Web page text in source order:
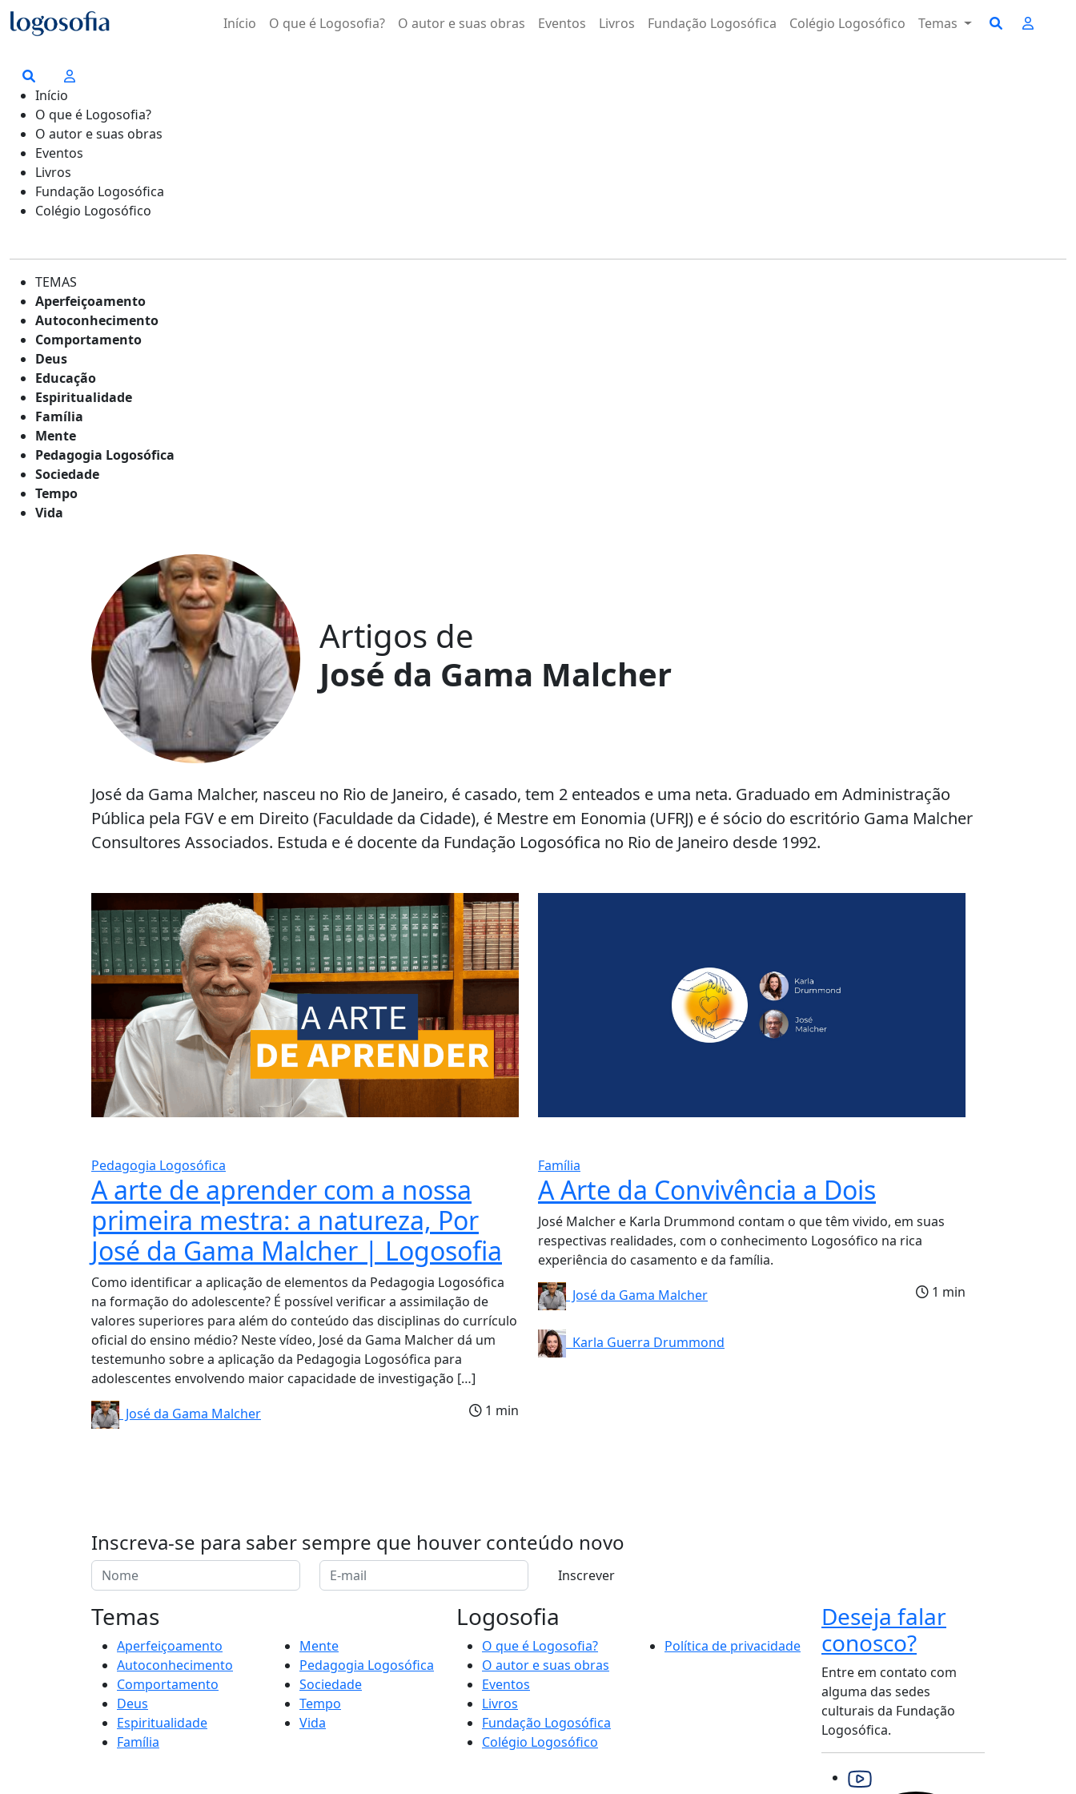
Início O que é Logosofia? O autor e suas obras Eventos Livros Fundação Logosófica Colégio Logosófico Temas
Início
O que é Logosofia?
O autor e suas obras
Eventos
Livros
Fundação Logosófica
Colégio Logosófico
TEMAS
Aperfeiçoamento
Autoconhecimento
Comportamento
Deus
Educação
Espiritualidade
Família
Mente
Pedagogia Logosófica
Sociedade
Tempo
Vida
Artigos de
José da Gama Malcher
José da Gama Malcher, nasceu no Rio de Janeiro, é casado, tem 2 enteados e uma neta. Graduado em Administração
Pública pela FGV e em Direito (Faculdade da Cidade), é Mestre em Eonomia (UFRJ) e é sócio do escritório Gama Malcher
Consultores Associados. Estuda e é docente da Fundação Logosófica no Rio de Janeiro desde 1992.
Pedagogia Logosófica
A arte de aprender com a nossa
primeira mestra: a natureza, Por
José da Gama Malcher | Logosofia
Como identificar a aplicação de elementos da Pedagogia Logosófica
na formação do adolescente? É possível verificar a assimilação de
valores superiores para além do conteúdo das disciplinas do currículo
oficial do ensino médio? Neste vídeo, José da Gama Malcher dá um
testemunho sobre a aplicação da Pedagogia Logosófica para
adolescentes envolvendo maior capacidade de investigação […]
José da Gama Malcher
1 min
Família
A Arte da Convivência a Dois
José Malcher e Karla Drummond contam o que têm vivido, em suas
respectivas realidades, com o conhecimento Logosófico na rica
experiência do casamento e da família.
José da Gama Malcher
Karla Guerra Drummond
1 min
Inscreva-se para saber sempre que houver conteúdo novo
Inscrever
Temas
Aperfeiçoamento
Autoconhecimento
Comportamento
Deus
Espiritualidade
Família
Mente
Pedagogia Logosófica
Sociedade
Tempo
Vida
Logosofia
O que é Logosofia?
O autor e suas obras
Eventos
Livros
Fundação Logosófica
Colégio Logosófico
Política de privacidade
Deseja falar
conosco?
Entre em contato com
alguma das sedes
culturais da Fundação
Logosófica.